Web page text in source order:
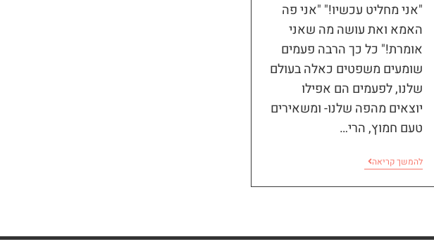
"אני מחליט עכשיו!" "אני פה
האמא ואת עושה מה שאני
אומרת!" כל כך הרבה פעמים
שומעים משפטים כאלה בעולם
שלנו, לפעמים הם אפילו
יוצאים מהפה שלנו- ומשאירים
טעם חמוץ, הרי…
להמשך קריאה